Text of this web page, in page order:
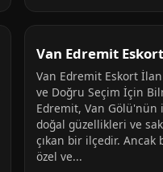
Van Edremit
Van Edremit Eskort
ve Doğru Seçim İçin
Edremit, Van
doğal güzellikleri ve
çıkan bir ilçedir.
özel ve...